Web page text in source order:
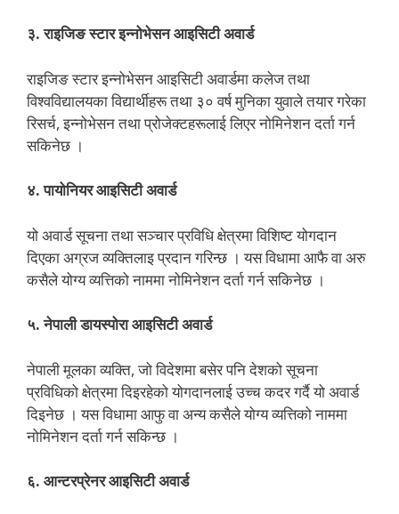
३. राइजिङ स्टार इन्नोभेसन आइसिटी अवार्ड
राइजिङ स्टार इन्नोभेसन आइसिटी अवार्डमा कलेज तथा
विश्वविद्यालयका विद्यार्थीहरू तथा ३० वर्ष मुनिका युवाले तयार गरेका
रिसर्च, इन्नोभेसन तथा प्रोजेक्टहरूलाई लिएर नोमिनेशन दर्ता गर्न
सकिनेछ ।
४. पायोनियर आइसिटी अवार्ड
यो अवार्ड सूचना तथा सञ्चार प्रविधि क्षेत्रमा विशिष्ट योगदान
दिएका अग्रज व्यक्तिलाइ प्रदान गरिन्छ । यस विधामा आफै वा अरु
कसैले योग्य व्यत्तिको नाममा नोमिनेशन दर्ता गर्न सकिनेछ ।
५. नेपाली डायस्पोरा आइसिटी अवार्ड
नेपाली मूलका व्यक्ति, जो विदेशमा बसेर पनि देशको सूचना
प्रविधिको क्षेत्रमा दिइरहेको योगदानलाई उच्च कदर गर्दै यो अवार्ड
दिइनेछ । यस विधामा आफु वा अन्य कसैले योग्य व्यत्तिको नाममा
नोमिनेशन दर्ता गर्न सकिन्छ ।
६. आन्टरप्रेनर आइसिटी अवार्ड